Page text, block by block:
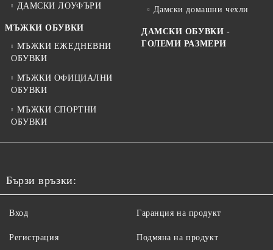
ДАМСКИ ЛОУФЪРИ
МЪЖКИ ОБУВКИ
МЪЖКИ ЕЖЕДНЕВНИ
ОБУВКИ
МЪЖКИ ОФИЦИАЛНИ
ОБУВКИ
МЪЖКИ СПОРТНИ
ОБУВКИ
Дамски домашни чехли
ДАМСКИ ОБУВКИ -
ГОЛЕМИ РАЗМЕРИ
Бързи връзки:
Вход
Регистрация
Гаранция на продукт
Подмяна на продукт